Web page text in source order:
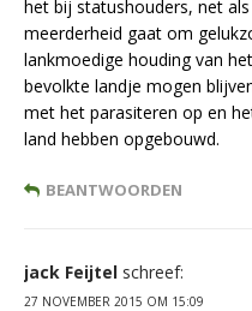
het bij statushouders, net
meerderheid gaat om
lankmoedige houding van
bevolkte landje mogen
met het parasiteren op en
land hebben opgebouwd.
BEANTWOORDEN
jack Feijtel schreef:
27 NOVEMBER 2015 OM 15:09